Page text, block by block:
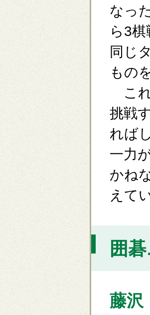
なっ
ら3
同じ
もの
これ
挑戦
れば
一力
かね
えて
囲
藤沢